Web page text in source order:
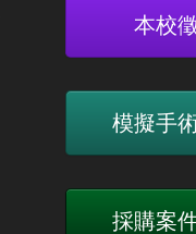
本校
模擬手
採購案